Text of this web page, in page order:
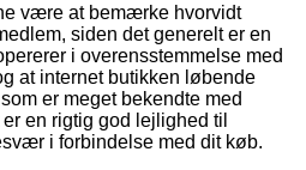
være at bemærke hvorvidt
siden det generelt er en
i overensstemmelse med
at internet butikken løbende
er meget bekendte med
en rigtig god lejlighed til
i forbindelse med dit køb.